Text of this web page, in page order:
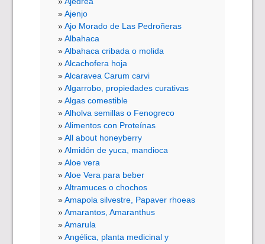
Ajenjo
Ajo Morado de Las Pedroñeras
Albahaca
Albahaca cribada o molida
Alcachofera hoja
Alcaravea Carum carvi
Algarrobo, propiedades curativas
Algas comestible
Alholva semillas o Fenogreco
Alimentos con Proteínas
All about honeyberry
Almidón de yuca, mandioca
Aloe vera
Aloe Vera para beber
Altramuces o chochos
Amapola silvestre, Papaver rhoeas
Amarantos, Amaranthus
Amarula
Angélica, planta medicinal y